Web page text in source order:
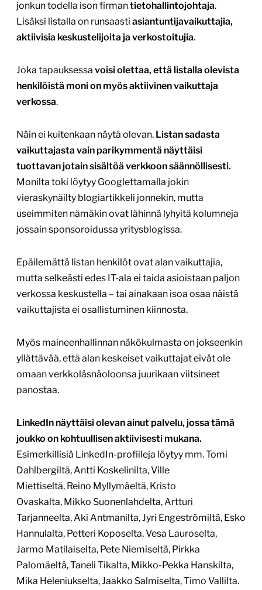
jonkun todella ison firmantietohallintojohtaja.
Lisäksi listalla on runsaasti asiantuntijavaikuttajia,
aktiivisia keskustelijoita ja verkostoitujia.
Joka tapauksessa voisi olettaa, että listalla olevista
henkilöistä moni on myös aktiivinen vaikuttaja
verkossa.
Näin ei kuitenkaan näytä olevan. Listan sadasta
vaikuttajasta vain parikymmentä näyttäisi
tuottavan jotain sisältöä verkkoon säännöllisesti.
Monilta toki löytyy Googlettamalla jokin
vieraskynäilty blogiartikkeli jonnekin, mutta
useimmiten nämäkin ovat lähinnä lyhyitä kolumneja
jossain sponsoroidussa yritysblogissa.
Epäilemättä listan henkilöt ovat alan vaikuttajia,
mutta selkeästi edes IT-ala ei taida asioistaan paljon
verkossa keskustella – tai ainakaan isoa osaa näistä
vaikuttajista ei osallistuminen kiinnosta.
Myös maineenhallinnan näkökulmasta on jokseenkin
yllättävää, että alan keskeiset vaikuttajat eivät ole
omaan verkkoläsnäoloonsa juurikaan viitsineet
panostaa.
LinkedIn näyttäisi olevan ainut palvelu, jossa tämä
joukko on kohtuullisen aktiivisesti mukana.
Esimerkillisiä LinkedIn-profiileja löytyy mm. Tomi
Dahlbergiltä, Antti Koskelinilta, Ville
Miettiseltä, Reino Myllymäeltä, Kristo
Ovaskalta, Mikko Suonenlahdelta, Artturi
Tarjanneelta, Aki Antmanilta, Jyri Engeströmiltä, Esko
Hannulalta, Petteri Koposelta, Vesa Lauroselta,
Jarmo Matilaiselta, Pete Niemiseltä, Pirkka
Palomäeltä, Taneli Tikalta, Mikko-Pekka Hanskilta,
Mika Heleniukselta, Jaakko Salmiselta, Timo Vallilta.